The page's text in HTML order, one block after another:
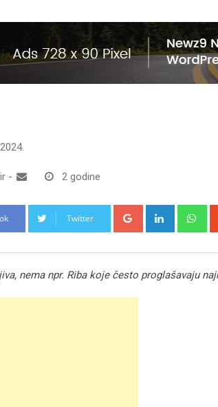
- 2 godine
Twitter Google+ LinkedIn
nema npr. Riba koje često proglašavaju